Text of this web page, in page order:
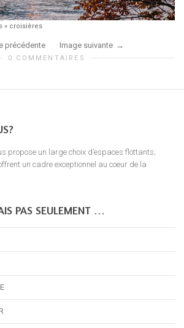
» croisières
précédente Image suivante
0 COMMENTAIRES
propose un large choix d’espaces flottants;
un cadre exceptionnel au coeur de la
PAS SEULEMENT …